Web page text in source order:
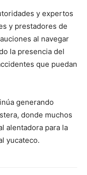
y expertos
y prestadores de
al navegar
la presencia del
que puedan
generando
donde muchos
alentadora para la
yucateco.